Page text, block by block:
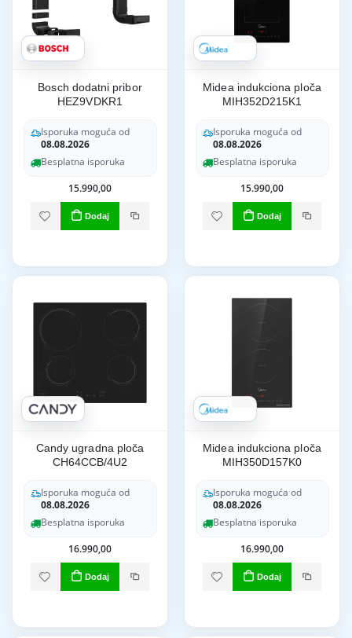
Bosch dodatni pribor
HEZ9VDKR1
Isporuka moguća od
08.08.2026
Besplatna isporuka
15.990,00
Dodaj
Midea indukciona ploča
MIH352D215K1
Isporuka moguća od
08.08.2026
Besplatna isporuka
15.990,00
Dodaj
Candy ugradna ploča
CH64CCB/4U2
Isporuka moguća od
08.08.2026
Besplatna isporuka
16.990,00
Dodaj
Midea indukciona ploča
MIH350D157K0
Isporuka moguća od
08.08.2026
Besplatna isporuka
16.990,00
Dodaj